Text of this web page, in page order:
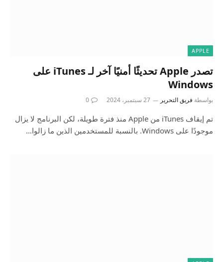
APPLE
تصدر Apple تحديثًا أمنيًا آخر لـ iTunes على
Windows
بواسطة فريق التحرير 27 سبتمبر، 2024 0
تم إيقاف iTunes من Apple منذ فترة طويلة، لكن البرنامج لا يزال
موجودًا على Windows. بالنسبة للمستخدمين الذين ما زالوا…